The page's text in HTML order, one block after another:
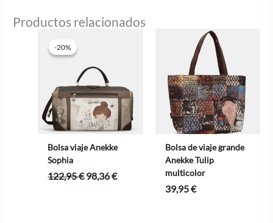
Productos relacionados
-20%
-20%
Bolsa viaje Anekke
Sophia
122,95€El
98,36€El
Bolsa de viaje grande
Anekke Tulip
multicolor
39,95€